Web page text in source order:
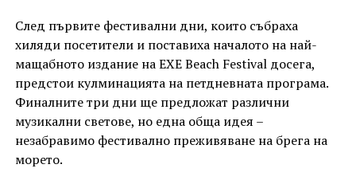
След първите фестивални дни, които събраха
хиляди посетители и поставиха началото на най-
мащабното издание на EXE Beach Festival досега,
предстои кулминацията на петдневната програма.
Финалните три дни ще предложат различни
музикални светове, но една обща идея –
незабравимо фестивално преживяване на брега на
морето.